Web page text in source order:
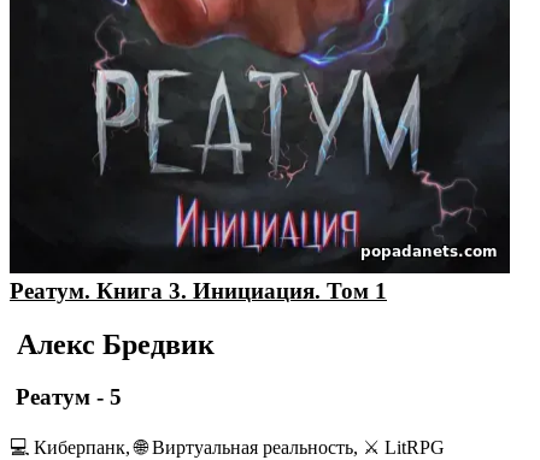
Реатум. Книга 3. Инициация. Том 1
Алекс Бредвик
Реатум - 5
💻 Киберпанк, 🌐 Виртуальная реальность, ⚔️ LitRPG